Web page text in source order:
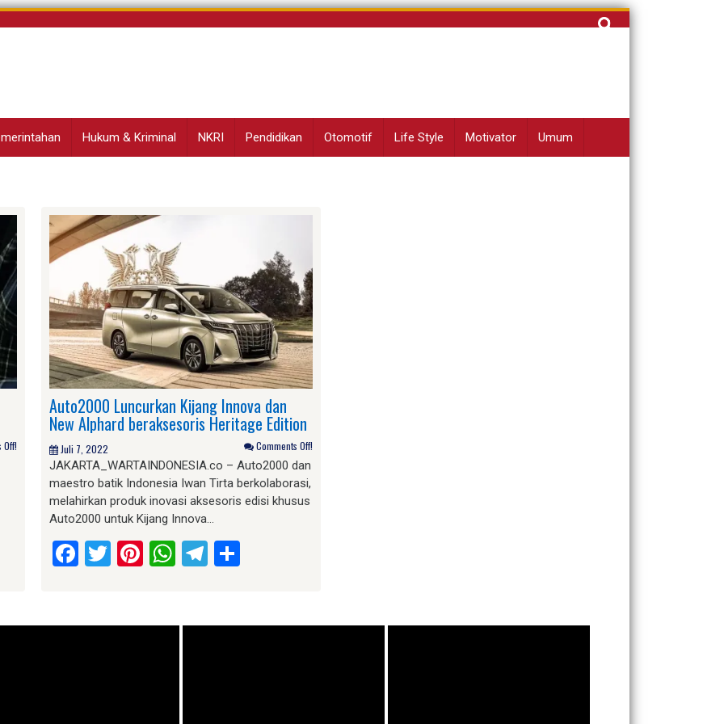
Cari
Hukum & Kriminal NKRI Pendidikan Otomotif Life Style Motivator Umum
Auto2000 Luncurkan Kijang Innova dan
New Alphard beraksesoris Heritage Edition
Juli 7, 2022 Comments Off!
JAKARTA_WARTAINDONESIA.co – Auto2000 dan
maestro batik Indonesia Iwan Tirta berkolaborasi,
melahirkan produk inovasi aksesoris edisi khusus
Auto2000 untuk Kijang Innova…
Facebook
Twitter
Pinterest
WhatsApp
Telegram
Share